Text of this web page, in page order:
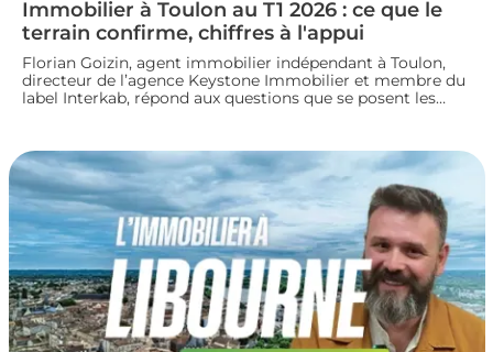
Immobilier à Toulon au T1 2026 : ce que le
terrain confirme, chiffres à l'appui
Florian Goizin, agent immobilier indépendant à Toulon,
directeur de l’agence Keystone Immobilier et membre du
label Interkab, répond aux questions que se posent les
révèle chaque jour.